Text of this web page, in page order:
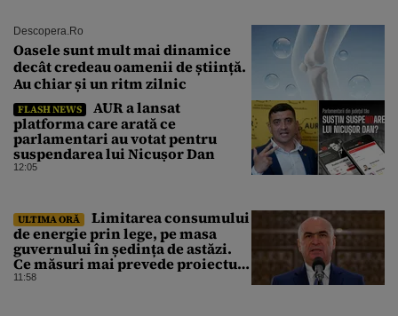
Descopera.ro
Oasele sunt mult mai dinamice
decât credeau oamenii de știință.
Au chiar și un ritm zilnic
FLASH NEWS
AUR a lansat
platforma care arată ce
parlamentari au votat pentru
suspendarea lui Nicușor Dan
12:05
ULTIMA ORĂ
Limitarea consumului
de energie prin lege, pe masa
guvernului în ședința de astăzi.
Ce măsuri mai prevede proiectul
în caz de pandemie, cutremur sau
11:58